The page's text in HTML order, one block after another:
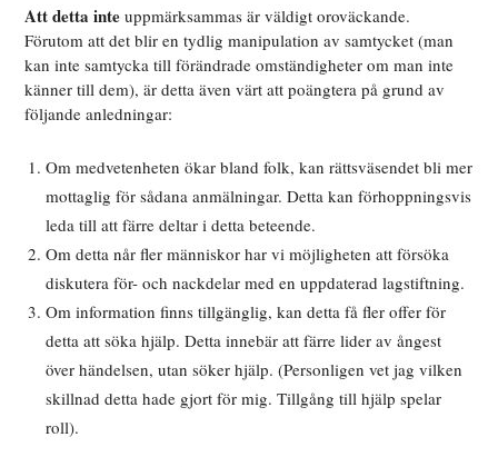
Att detta inte uppmärksammas är väldigt oroväckande.
Förutom att det blir en tydlig manipulation av samtycket (man
kan inte samtycka till förändrade omständigheter om man inte
känner till dem), är detta även värt att poängtera på grund av
följande anledningar:
Om medvetenheten ökar bland folk, kan rättsväsendet bli mer
mottaglig för sådana anmälningar. Detta kan förhoppningsvis
leda till att färre deltar i detta beteende.
Om detta når fler människor har vi möjligheten att försöka
diskutera för- och nackdelar med en uppdaterad lagstiftning.
Om information finns tillgänglig, kan detta få fler offer för
detta att söka hjälp. Detta innebär att färre lider av ångest
över händelsen, utan söker hjälp. (Personligen vet jag vilken
skillnad detta hade gjort för mig. Tillgång till hjälp spelar
roll).